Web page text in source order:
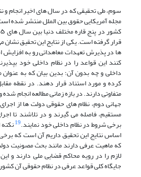
قرار گرفته است. یکی از نتایج این تحقیق
ها در پذیرش تعهدات معاهداتی رو به
کنند این قواعد را در نظام داخلی خود
داخلی و چه بدون آن؛ بدین بیان که به
کرده و مورد استناد قرار دهند. در نقطه
متفاوتی دارند. در بازه زمانی مطالعه
جهانی دوم، نظام های حقوقی دولت ها از
مستقیم، فاصله می گیرند و در تلاشند تا
برخی شروط در نظام داخلی خود نمایند.19
اساس نتایج این تحقیق داریم آن است که
که ماهیت عرفی دارند مانند بحث مصونیت
لازم را در رویه محاکم قضایی ملی دارند و
جایگاه کلی قواعد عرفی در نظام حقوقی آن